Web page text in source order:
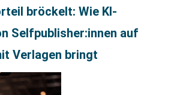
bröckelt: Wie KI-
Selfpublisher:innen auf
Verlagen bringt